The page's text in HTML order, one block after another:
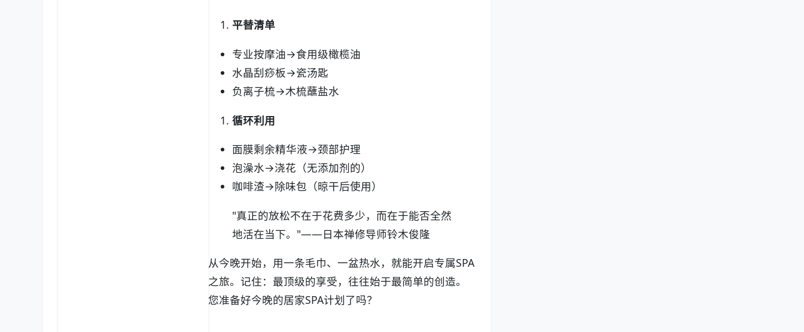
平替清单
专业按摩油→食用级橄榄油
水晶刮痧板→瓷汤匙
负离子梳→木梳蘸盐水
循环利用
面膜剩余精华液→颈部护理
泡澡水→浇花（无添加剂的）
咖啡渣→除味包（晾干后使用）
"真正的放松不在于花费多少，而在于能否全然
地活在当下。"——日本禅修导师铃木俊隆
从今晚开始，用一条毛巾、一盆热水，就能开启专属SPA
之旅。记住：最顶级的享受，往往始于最简单的创造。
您准备好今晚的居家SPA计划了吗？